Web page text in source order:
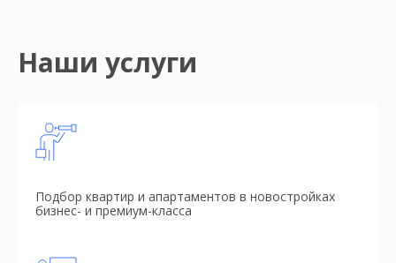
Наши услуги
Подбор квартир и апартаментов в новостройках
бизнес- и премиум-класса